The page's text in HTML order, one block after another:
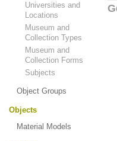
Universities and
Locations
Museum and
Collection Types
Museum and
Collection Forms
Subjects
Object Groups
Objects
Material Models